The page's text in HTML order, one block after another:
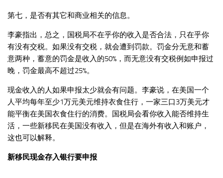
第七，是否有其它和商业相关的信息。
李豪指出，总之，国税局不在乎你的收入是否合法，只在乎你
有没有交税。如果没有交税，就会遭到罚款。罚金分无意和蓄
意两种，蓄意的罚金是收入的50%，而无意没有交税例如申报过
晚，罚金最高不超过25%。
现金收入的人如果申报太少就会有问题。李豪说，在美国一个
人平均每年至少1万元美元维持衣食住行，一家三口3万美元才
能平衡在美国衣食住行的消费。国税局会看你收入能否维持生
活，一些新移民在美国没有收入，但是在海外有收入和账户，
这也可以解释。
新移民现金存入银行要申报